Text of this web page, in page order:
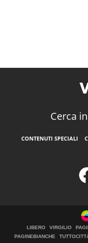
Cerca
CONTENUTI SPECIALI
LIBERO VIRGILIO
PAGINEBIANCHE